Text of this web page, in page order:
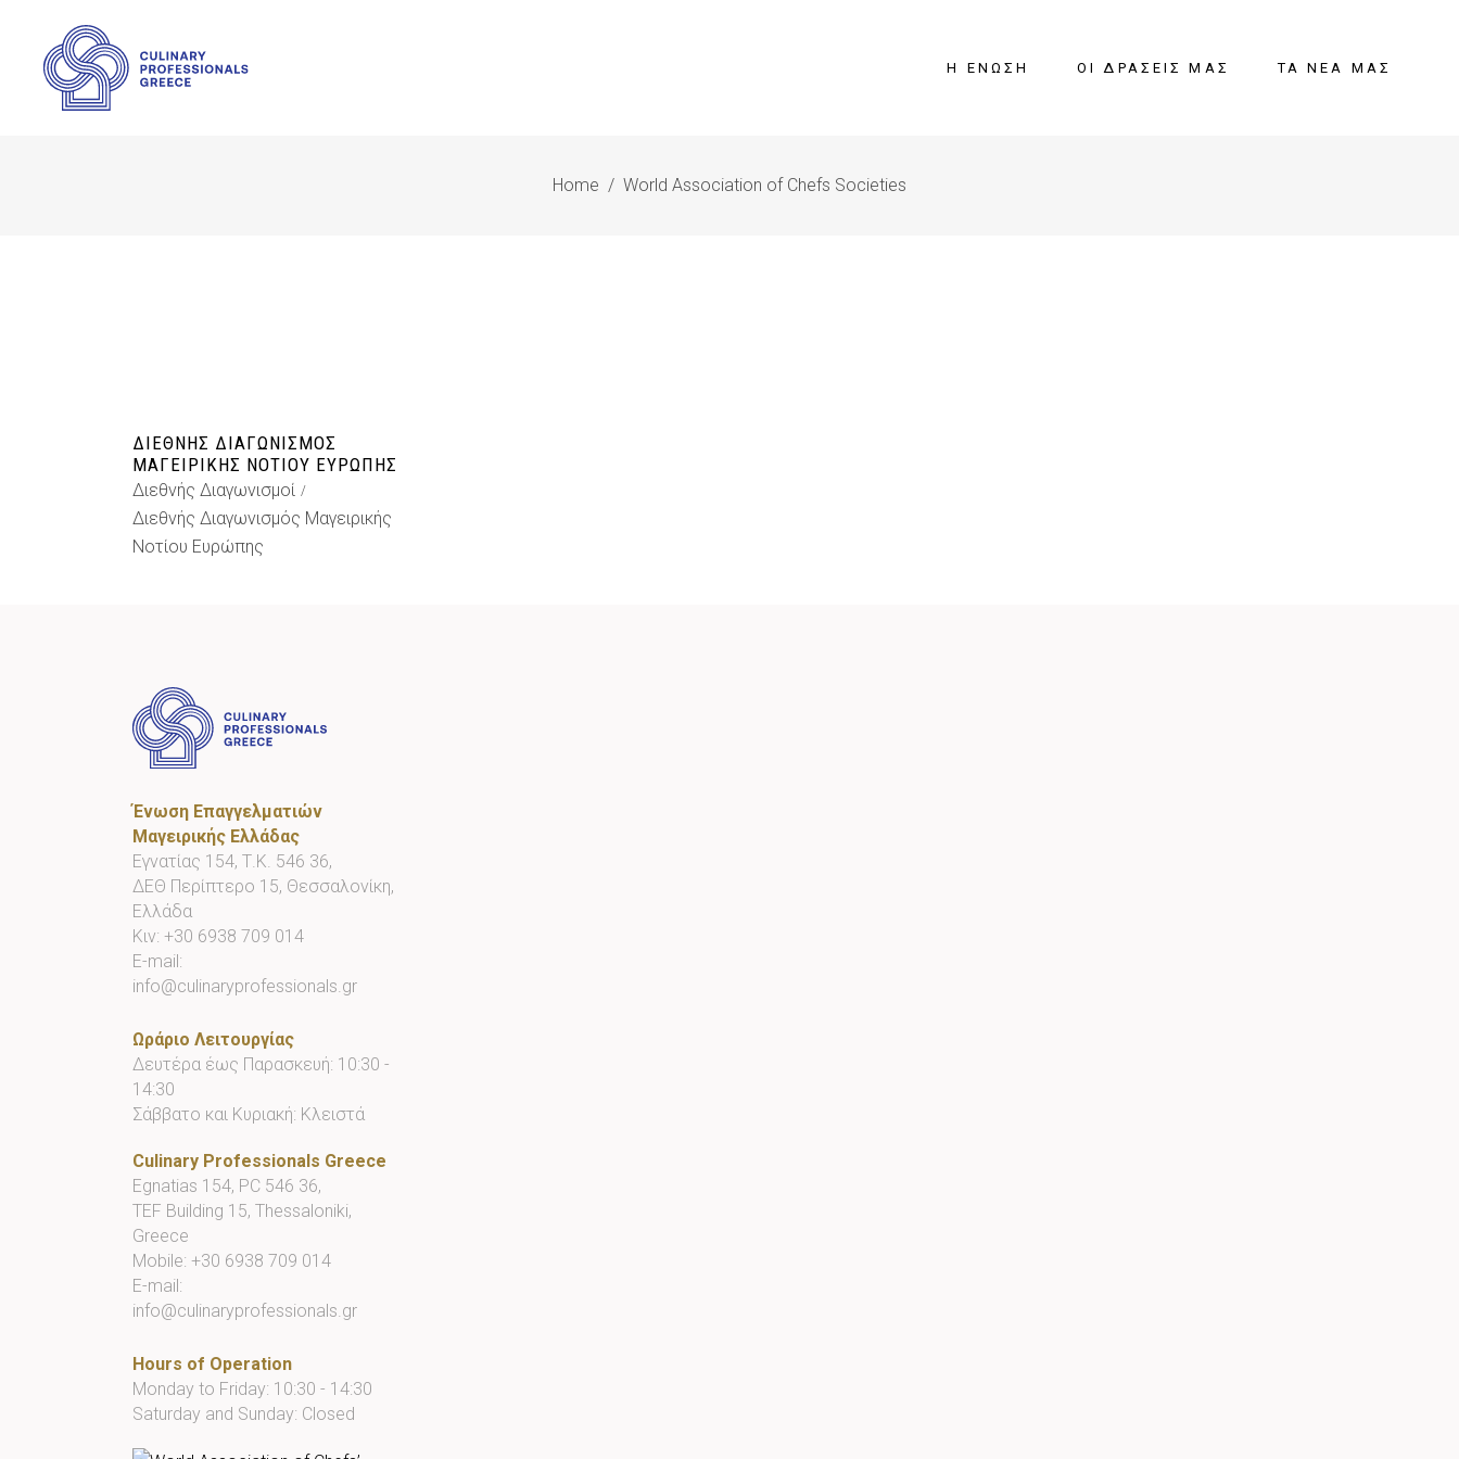
Η ΈΝΩΣΗ ΟΙ ΔΡΆΣΕΙΣ ΜΑΣ ΤΑ ΝΈΑ ΜΑΣ
Home / World Association of Chefs Societies
ΔΙΕΘΝΉΣ ΔΙΑΓΩΝΙΣΜΌΣ
ΜΑΓΕΙΡΙΚΉΣ ΝΟΤΊΟΥ ΕΥΡΏΠΗΣ
Διεθνής Διαγωνισμοί
Διεθνής Διαγωνισμός Μαγειρικής
Νοτίου Ευρώπης
Ένωση Επαγγελματιών
Μαγειρικής Ελλάδας
Εγνατίας 154, Τ.Κ. 546 36,
ΔΕΘ Περίπτερο 15, Θεσσαλονίκη,
Ελλάδα
Κιν: +30 6938 709 014
E-mail:
info@culinaryprofessionals.gr
Ωράριο Λειτουργίας
Δευτέρα έως Παρασκευή: 10:30 -
14:30
Σάββατο και Κυριακή: Κλειστά
Culinary Professionals Greece
Egnatias 154, PC 546 36,
TEF Building 15, Thessaloniki,
Greece
Mobile: +30 6938 709 014
E-mail:
info@culinaryprofessionals.gr
Hours of Operation
Monday to Friday: 10:30 - 14:30
Saturday and Sunday: Closed